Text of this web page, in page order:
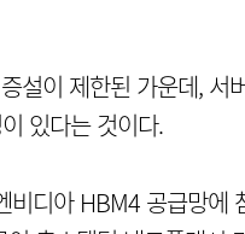
설이 제한된 가운데, 서
있다는 것이다.
디아 HBM4 공급망에